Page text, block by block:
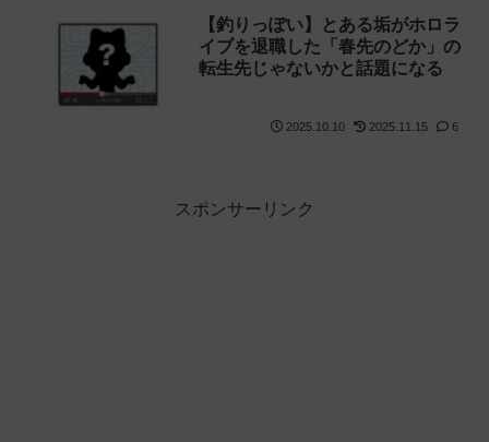
【釣りっぽい】とある垢がホロラ
イブを退職した「春先のどか」の
転生先じゃないかと話題になる
2025.10.10 2025.11.15 6
スポンサーリンク